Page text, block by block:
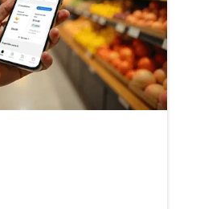
ofrece un sistema POS y
que facilita el control de
y ventas. Administra
litros o unidades, registra
genera facturas digitales.
para modernizar tu mercado.